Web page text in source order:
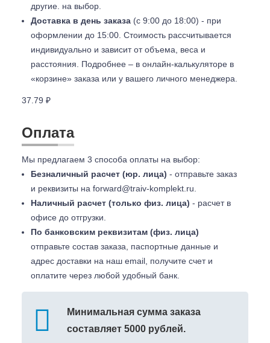
другие. на выбор.
Доставка в день заказа (с 9:00 до 18:00) - при
оформлении до 15:00. Стоимость рассчитывается
индивидуально и зависит от объема, веса и
расстояния. Подробнее – в онлайн-калькуляторе в
«корзине» заказа или у вашего личного менеджера.
37.79 ₽
Оплата
Мы предлагаем 3 способа оплаты на выбор:
Безналичный расчет (юр. лица) - отправьте заказ
и реквизиты на forward@traiv-komplekt.ru
Наличный расчет (только физ. лица) - расчет в
офисе до отгрузки.
По банковским реквизитам (физ. лица)
отправьте состав заказа, паспортные данные и
адрес доставки на наш email, получите счет и
оплатите через любой удобный банк.
Минимальная сумма заказа
составляет 5000 рублей.